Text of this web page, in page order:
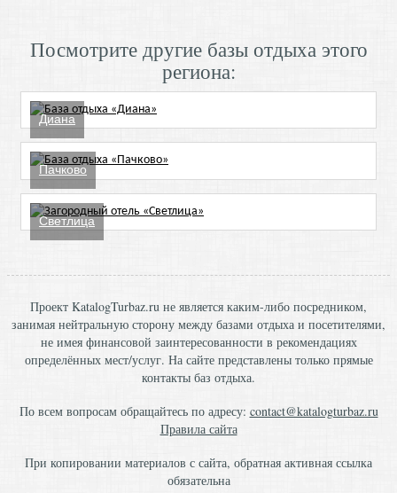
Посмотрите другие базы отдыха этого
региона:
Диана
Пачково
Светлица
Проект KatalogTurbaz.ru не является каким-либо посредником,
занимая нейтральную сторону между базами отдыха и посетителями,
не имея финансовой заинтересованности в рекомендациях
определённых мест/услуг. На сайте представлены только прямые
контакты баз отдыха.
По всем вопросам обращайтесь по адресу: contact@katalogturbaz.ru
Правила сайта
При копировании материалов с сайта, обратная активная ссылка
обязательна